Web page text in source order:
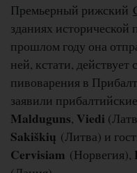
Премьерный рижский
зданиях исторической
прошлом году она
ней, кстати,
пивоварения в
заявили
Malduguns, Viedi
Sakiškių (Литва) и
Cervisiam (Норвегия),